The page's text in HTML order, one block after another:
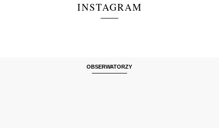
INSTAGRAM
OBSERWATORZY